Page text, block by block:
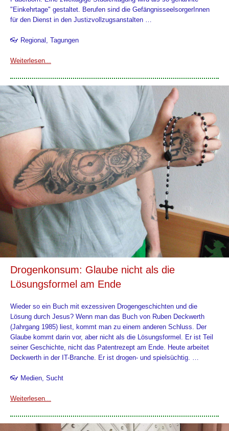
"Einkehrtage" gestaltet. Berufen sind die GefängnisseelsorgerInnen
für den Dienst in den Justizvollzugsanstalten …
👓 Regional, Tagungen
Weiterlesen...
Drogenkonsum: Glaube nicht als die
Lösungsformel am Ende
Wieder so ein Buch mit exzessiven Drogengeschichten und die
Lösung durch Jesus? Wenn man das Buch von Ruben Deckwerth
(Jahrgang 1985) liest, kommt man zu einem anderen Schluss. Der
Glaube kommt darin vor, aber nicht als die Lösungsformel. Er ist Teil
seiner Geschichte, nicht das Patentrezept am Ende. Heute arbeitet
Deckwerth in der IT-Branche. Er ist drogen- und spielsüchtig. …
👓 Medien, Sucht
Weiterlesen...